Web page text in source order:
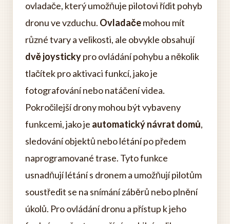
ovladače, který umožňuje pilotovi řídit pohyb
dronu ve vzduchu. Ovladačemohou mít
různé tvary a velikosti, ale obvykle obsahují
dvě joystickypro ovládání pohybu a několik
tlačítek pro aktivaci funkcí, jako je
fotografování nebo natáčení videa.
Pokročilejší drony mohou být vybaveny
funkcemi, jako je automatický návrat domů,
sledování objektů nebo létání po předem
naprogramované trase. Tyto funkce
usnadňují létání s dronem a umožňují pilotům
soustředit se na snímání záběrů nebo plnění
úkolů. Pro ovládání dronu a přístup k jeho